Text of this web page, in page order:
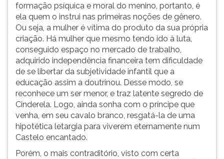
formação psíquica e moral do menino, portanto, é
ela quem o instrui nas primeiras noções de gênero.
Ou seja, a mulher é vítima do produto da sua própria
criação. Há mulher que mesmo tendo ido à luta,
conseguido espaço no mercado de trabalho,
adquirido independência financeira tem dificuldade
de se libertar da subjetividade infantil que a
educação assim a doutrinou. Desse modo, se
reconhece um ser menor, e traz latente segredo de
Cinderela. Logo, ainda sonha com o príncipe que
venha, em seu cavalo branco, resgatá-la de uma
hipotética letargia para viverem eternamente num
Castelo encantado.
Porém, o mais contraditório, visto com certa